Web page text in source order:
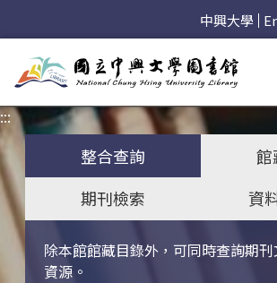
中興大學
:::
整合查詢
館
期刊檢索
資
除本館館藏目錄外，可同時查詢期
資源。
關鍵字搜尋